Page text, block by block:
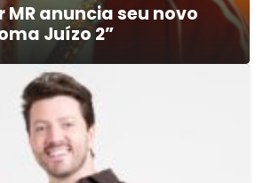
MR anuncia seu novo
Juízo 2”